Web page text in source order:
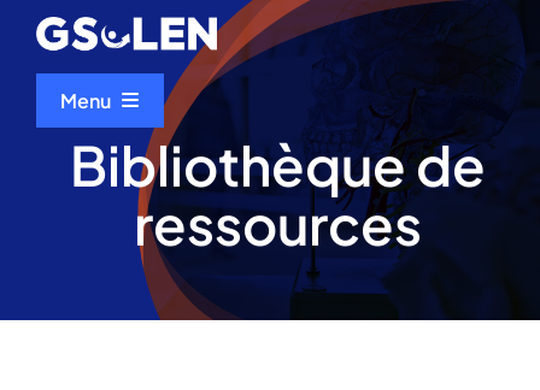
Skip
Menu
Accueil
À propos de nous
Evénements
Bibliothèque de
ressources